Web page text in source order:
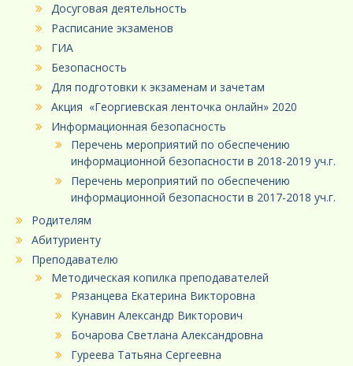
Досуговая деятельность
Расписание экзаменов
ГИА
Безопасность
Для подготовки к экзаменам и зачетам
Акция «Георгиевская ленточка онлайн» 2020
Информационная безопасность
Перечень мероприятий по обеспечению
информационной безопасности в 2018-2019 уч.г.
Перечень мероприятий по обеспечению
информационной безопасности в 2017-2018 уч.г.
Родителям
Абитуриенту
Преподавателю
Методическая копилка преподавателей
Рязанцева Екатерина Викторовна
Кунавин Александр Викторович
Бочарова Светлана Александровна
Гуреева Татьяна Сергеевна